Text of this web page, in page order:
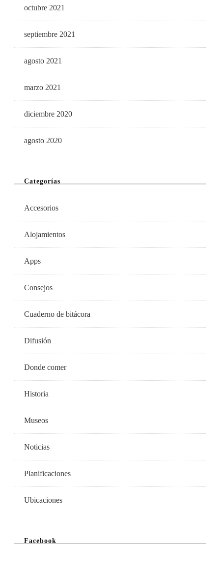
octubre 2021
septiembre 2021
agosto 2021
marzo 2021
diciembre 2020
agosto 2020
Categorías
Accesorios
Alojamientos
Apps
Consejos
Cuaderno de bitácora
Difusión
Donde comer
Historia
Museos
Noticias
Planificaciones
Ubicaciones
Facebook